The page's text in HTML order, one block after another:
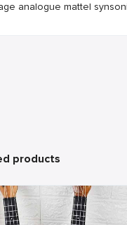
analogue mattel
products